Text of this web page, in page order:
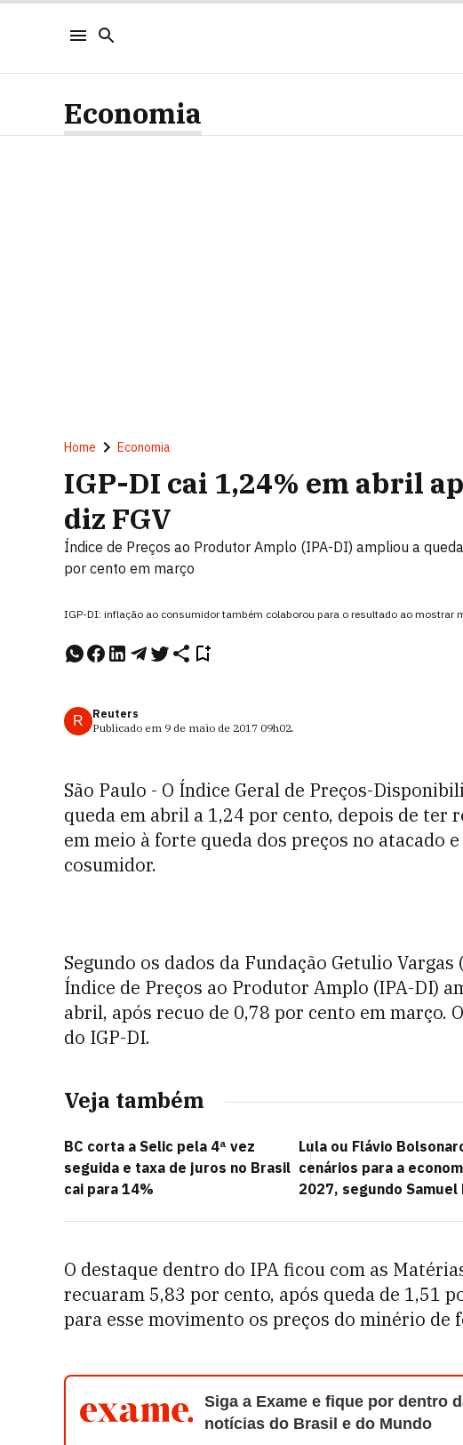
Economia
Home Economia
IGP-DI cai 1,24% em abril
diz FGV
Índice de Preços ao Produtor Amplo (IPA-DI) ampliou a
por cento em março
IGP-DI: inflação ao consumidor também colaborou para o resultado ao mostrar
R
Reuters
Publicado em 9 de maio de 2017 09h02.
São Paulo - O Índice Geral de Preços-
queda em abril a 1,24 por cento, depois de ter
em meio à forte queda dos preços no atacado
cosumidor.
Segundo os dados da Fundação Getulio
Índice de Preços ao Produtor Amplo (IPA-DI)
abril, após recuo de 0,78 por cento em março.
do IGP-DI.
Veja também
BC corta a Selic pela 4ª vez
seguida e taxa de juros no Brasil
cai para 14%
Lula ou Flávio
cenários para a
2027, segundo Samuel
O destaque dentro do IPA ficou com as
recuaram 5,83 por cento, após queda de 1,51
para esse movimento os preços do minério de
Siga a Exame e fique por dentro
notícias do Brasil e do Mundo